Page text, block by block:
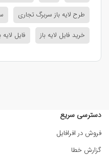
طرح لایه باز سربرگ تجاری
خرید فایل لایه باز
فایل لایه
دسترسی سریع
فروش در افرافایل
گزارش خطا